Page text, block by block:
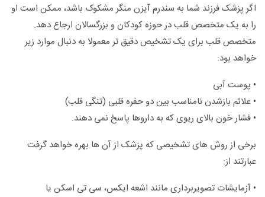
اگر پزشک فرزند شما به سندرم آیزن منگر مشکوک باشد، ممکن است او
را به یک متخصص قلب در حوزه کودکان و بزرگسالان ارجاع دهد.
متخصص قلب برای یک تشخیص دقیق تر معمولا به دنبال موارد زیر
خواهد بود:
• پوست آبی
• علائم بازشدن نامناسب بین دو حفره قلبی (تنگی قلب)
• فشار خون بالای ریوی که به داروها پاسخ نمی دهند.
برخی از روش های تشخیصی که پزشک از آن ها بهره خواهد گرفت
عبارتند از:
• آزمایشات تصویربرداری مانند اشعه ایکس، سی تی اسکن یا